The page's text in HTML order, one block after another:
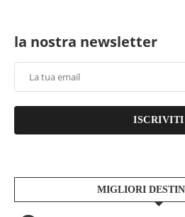
la nostra newsletter
ISCRIVITI
MIGLIORI